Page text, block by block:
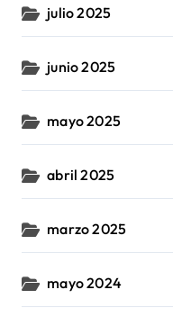
julio 2025
junio 2025
mayo 2025
abril 2025
marzo 2025
mayo 2024